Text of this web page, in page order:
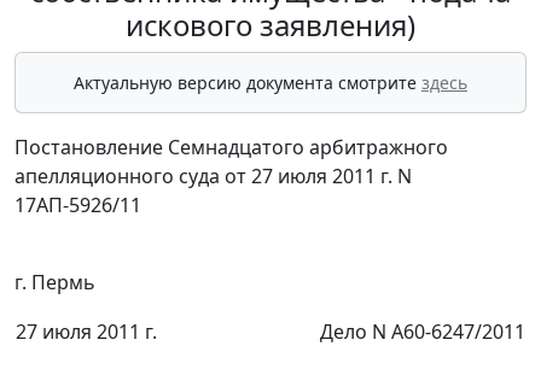
искового заявления)
Актуальную версию документа смотрите здесь
Постановление Семнадцатого арбитражного
апелляционного суда от 27 июля 2011 г. N
17АП-5926/11
г. Пермь
27 июля 2011 г.
Дело N А60-6247/2011